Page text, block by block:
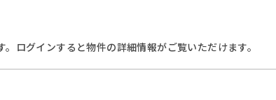
ログインすると物件の詳細情報がご覧いただけます。